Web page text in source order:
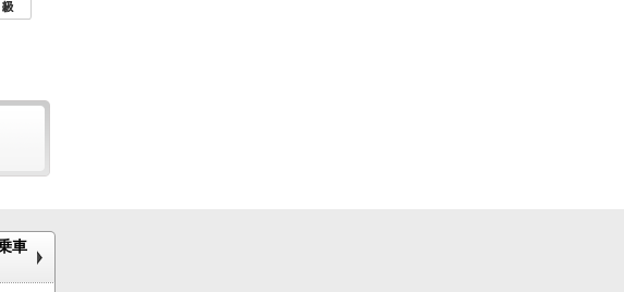
車